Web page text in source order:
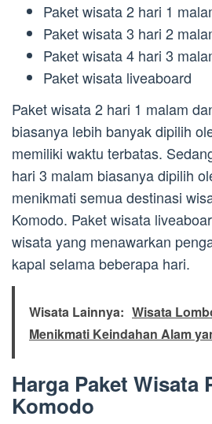
Paket wisata 2 hari 1
Paket wisata 3 hari 2
Paket wisata 4 hari 3
Paket wisata liveaboard
Paket wisata 2 hari 1 malam
biasanya lebih banyak dipilih
memiliki waktu terbatas.
hari 3 malam biasanya dipilih
menikmati semua destinasi
Komodo. Paket wisata
wisata yang menawarkan
kapal selama beberapa hari.
Wisata Lainnya: Wisata
Menikmati Keindahan Alam
Harga Paket Wisata
Komodo